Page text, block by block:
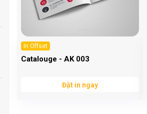
In Offset
Catalouge - AK 003
Đặt in ngay